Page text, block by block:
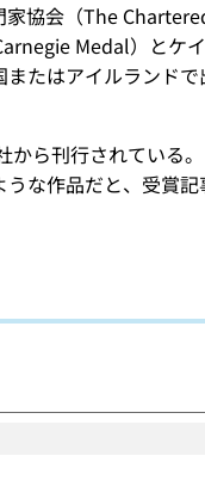
家協会（The
Medal）とケ
たはアイルランド
ら刊行されている
な作品だと、受賞記